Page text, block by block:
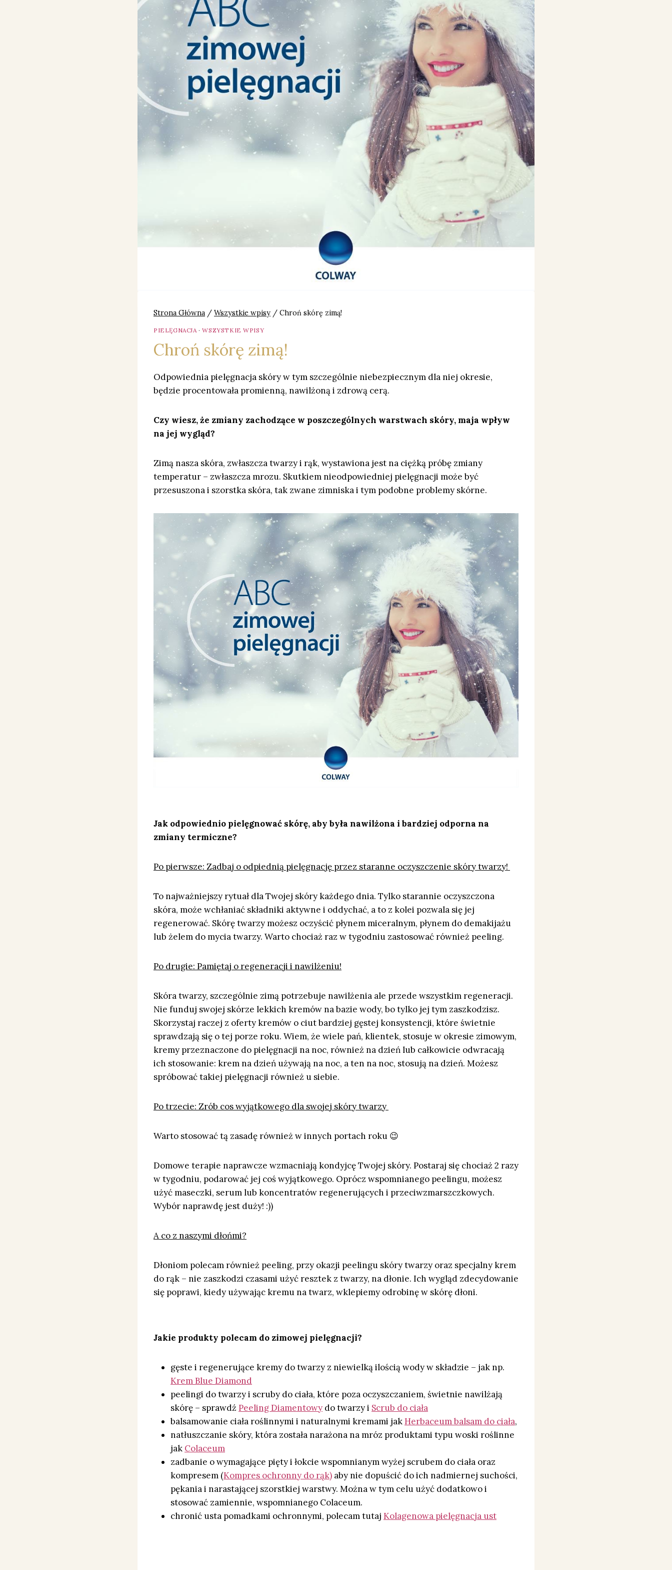
Strona Główna / Wszystkie wpisy / Chroń skórę zimą!
PIELĘGNACJA·WSZYSTKIE WPISY
Chroń skórę zimą!
Odpowiednia pielęgnacja skóry w tym szczególnie niebezpiecznym dla niej okresie,
będzie procentowała promienną, nawilżoną i zdrową cerą.
Czy wiesz, że zmiany zachodzące w poszczególnych warstwach skóry, maja wpływ
na jej wygląd?
Zimą nasza skóra, zwłaszcza twarzy i rąk, wystawiona jest na ciężką próbę zmiany
temperatur – zwłaszcza mrozu. Skutkiem nieodpowiedniej pielęgnacji może być
przesuszona i szorstka skóra, tak zwane zimniska i tym podobne problemy skórne.
Jak odpowiednio pielęgnować skórę, aby była nawilżona i bardziej odporna na
zmiany termiczne?
Po pierwsze: Zadbaj o odpiednią pielęgnację przez staranne oczyszczenie skóry twarzy!
To najważniejszy rytuał dla Twojej skóry każdego dnia. Tylko starannie oczyszczona
skóra, może wchłaniać składniki aktywne i oddychać, a to z kolei pozwala się jej
regenerować. Skórę twarzy możesz oczyścić płynem miceralnym, płynem do demakijażu
lub żelem do mycia twarzy. Warto chociaż raz w tygodniu zastosować również peeling.
Po drugie: Pamiętaj o regeneracji i nawilżeniu!
Skóra twarzy, szczególnie zimą potrzebuje nawilżenia ale przede wszystkim regeneracji.
Nie funduj swojej skórze lekkich kremów na bazie wody, bo tylko jej tym zaszkodzisz.
Skorzystaj raczej z oferty kremów o ciut bardziej gęstej konsystencji, które świetnie
sprawdzają się o tej porze roku. Wiem, że wiele pań, klientek, stosuje w okresie zimowym,
kremy przeznaczone do pielęgnacji na noc, również na dzień lub całkowicie odwracają
ich stosowanie: krem na dzień używają na noc, a ten na noc, stosują na dzień. Możesz
spróbować takiej pielęgnacji również u siebie.
Po trzecie: Zrób cos wyjątkowego dla swojej skóry twarzy
Warto stosować tą zasadę również w innych portach roku 😉
Domowe terapie naprawcze wzmacniają kondyjcę Twojej skóry. Postaraj się chociaż 2 razy
w tygodniu, podarować jej coś wyjątkowego. Oprócz wspomnianego peelingu, możesz
użyć maseczki, serum lub koncentratów regenerujących i przeciwzmarszczkowych.
Wybór naprawdę jest duży! :))
A co z naszymi dłońmi?
Dłoniom polecam również peeling, przy okazji peelingu skóry twarzy oraz specjalny krem
do rąk – nie zaszkodzi czasami użyć resztek z twarzy, na dłonie. Ich wygląd zdecydowanie
się poprawi, kiedy używając kremu na twarz, wklepiemy odrobinę w skórę dłoni.
Jakie produkty polecam do zimowej pielęgnacji?
gęste i regenerujące kremy do twarzy z niewielką ilością wody w składzie – jak np.
Krem Blue Diamond
peelingi do twarzy i scruby do ciała, które poza oczyszczaniem, świetnie nawilżają
skórę – sprawdź Peeling Diamentowy do twarzy i Scrub do ciała
balsamowanie ciała roślinnymi i naturalnymi kremami jakHerbaceum balsam do ciała,
natłuszczanie skóry, która została narażona na mróz produktami typu woski roślinne
jak Colaceum
zadbanie o wymagające pięty i łokcie wspomnianym wyżej scrubem do ciała oraz
kompresem (Kompres ochronny do rąk) aby nie dopuścić do ich nadmiernej suchości,
pękania i narastającej szorstkiej warstwy. Można w tym celu użyć dodatkowo i
stosować zamiennie, wspomnianego Colaceum.
chronić usta pomadkami ochronnymi, polecam tutaj Kolagenowa pielęgnacja ust